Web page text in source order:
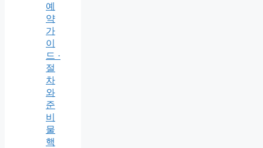
예
약
가
이
드 ·
절
차
와
준
비
물
핵